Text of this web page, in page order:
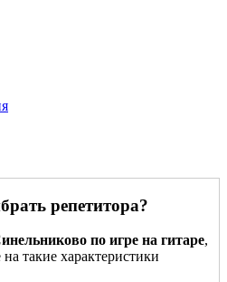
репетитора?
по игре на гитаре,
такие характеристики